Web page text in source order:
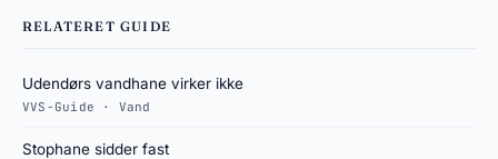
RELATERET GUIDE
Udendørs vandhane virker ikke
VVS-Guide · Vand
Stophane sidder fast